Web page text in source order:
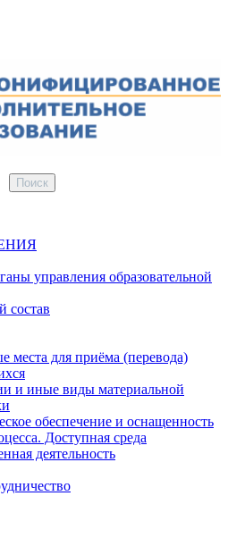
Поиск
управления образовательной
состав
места для приёма (перевода)
и иные виды материальной
обеспечение и оснащенность
Доступная среда
деятельность